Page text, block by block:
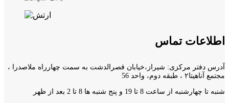
اطلاعات تماس
آدرس دفتر مرکزی: شیراز،خیابان قصرالدشت به سمت چهارراه ملاصدرا ،
مجتمع آناهیتا۲ ، طبقه دوم، واحد 56
شنبه تا چهارشنبه از ساعت 8 تا 19 و پنج شنبه ها 8 تا 2 بعد از ظهر